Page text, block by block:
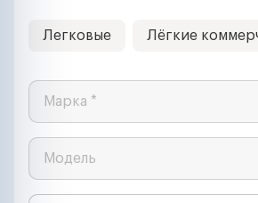
Легковые Лёгкие
Марка *
Модель